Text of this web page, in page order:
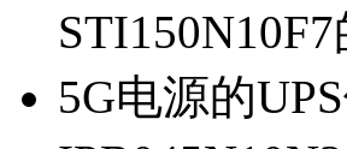
5G电源的